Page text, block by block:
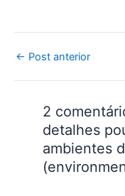
Post
← Post anterior
2
detalhes
ambientes